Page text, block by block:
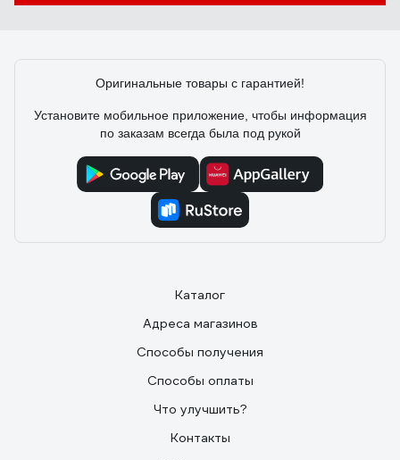
Оригинальные товары с гарантией!
Установите мобильное приложение, чтобы информация
по заказам всегда была под рукой
Каталог
Адреса магазинов
Способы получения
Способы оплаты
Что улучшить?
Контакты